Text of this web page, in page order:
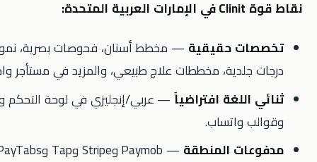
حقيقية— مخطط أسنان، فحوصات بصرية، نمو أطفال،
مخططات علاج طبيعي، والمزيد في مستأجر واحد.
افتراضياً— عربي/إنجليزي في لوحة التحكم والبوابة
واتساب.
المنطقة
— Paymob وStripe وTap وPayTabs وGeidea؛